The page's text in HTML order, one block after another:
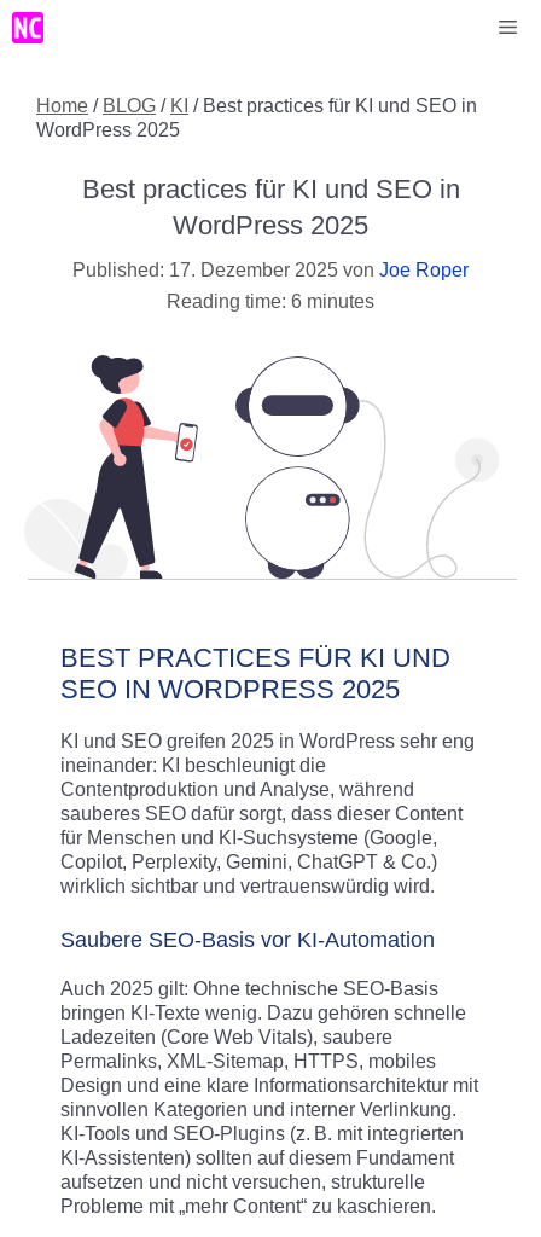
Zum
Inhalt
Home / BLOG / KI / Best practices für KI und SEO in
WordPress 2025
Best practices für KI und SEO in
WordPress 2025
17. Dezember 2025 von Joe Roper
Reading time: 6 minutes
BEST PRACTICES FÜR KI UND
SEO IN WORDPRESS 2025
KI und SEO greifen 2025 in WordPress sehr eng
ineinander: KI beschleunigt die
Contentproduktion und Analyse, während
sauberes SEO dafür sorgt, dass dieser Content
für Menschen und KI-Suchsysteme (Google,
Copilot, Perplexity, Gemini, ChatGPT & Co.)
wirklich sichtbar und vertrauenswürdig wird.
Saubere SEO-Basis vor KI-Automation
Auch 2025 gilt: Ohne technische SEO‑Basis
bringen KI‑Texte wenig. Dazu gehören schnelle
Ladezeiten (Core Web Vitals), saubere
Permalinks, XML‑Sitemap, HTTPS, mobiles
Design und eine klare Informationsarchitektur mit
sinnvollen Kategorien und interner Verlinkung.
KI‑Tools und SEO‑Plugins (z. B. mit integrierten
KI‑Assistenten) sollten auf diesem Fundament
aufsetzen und nicht versuchen, strukturelle
Probleme mit „mehr Content“ zu kaschieren.